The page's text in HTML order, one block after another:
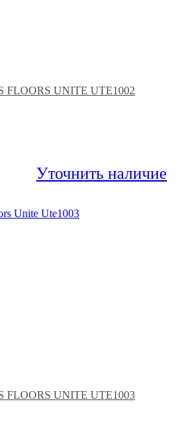
UNITE UTE1002
Уточнить наличие
UNITE UTE1003